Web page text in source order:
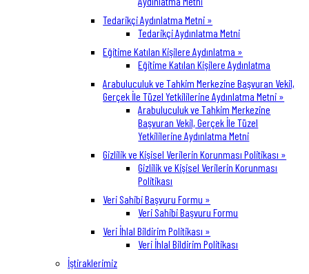
Tedarikçi Aydınlatma Metni »
Tedarikçi Aydınlatma Metni
Eğitime Katılan Kişilere Aydınlatma »
Eğitime Katılan Kişilere Aydınlatma
Arabuluculuk ve Tahkim Merkezine Başvuran Vekil,
Gerçek İle Tüzel Yetkililerine Aydınlatma Metni »
Arabuluculuk ve Tahkim Merkezine
Başvuran Vekil, Gerçek İle Tüzel
Yetkililerine Aydınlatma Metni
Gizlilik ve Kişisel Verilerin Korunması Politikası »
Gizlilik ve Kişisel Verilerin Korunması
Politikası
Veri Sahibi Başvuru Formu »
Veri Sahibi Başvuru Formu
Veri İhlal Bildirim Politikası »
Veri İhlal Bildirim Politikası
İştiraklerimiz